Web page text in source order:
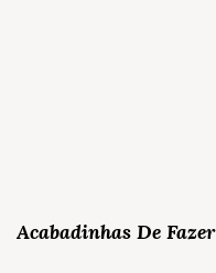
Acabadinhas De Fazer